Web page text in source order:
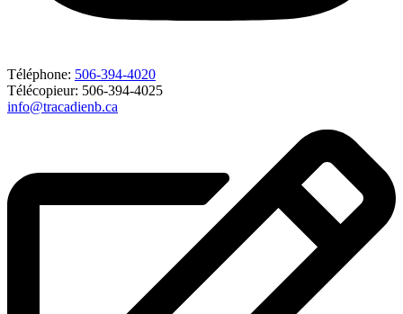
Téléphone: 506-394-4020
Télécopieur: 506-394-4025
info@tracadienb.ca